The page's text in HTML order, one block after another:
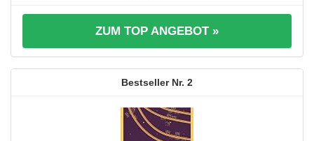
ZUM TOP ANGEBOT »
2